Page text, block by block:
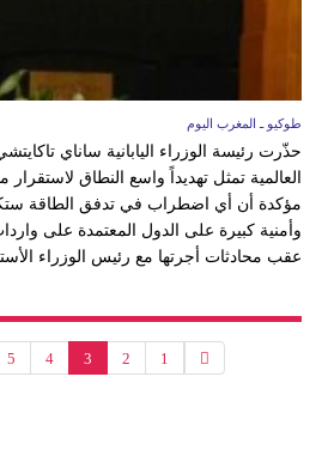
طوكيو ـ المغرب اليوم
حذّرت رئيسة الوزراء اليابانية ساناي
العالمية تمثل تهديداً واسع النطاق
مؤكدة أن أي اضطراب في تدفق الطاقة
وأمنية كبيرة على الدول المعتمدة على
عقب محادثات أجرتها مع رئيس الوزراء
1
2
3
4
5